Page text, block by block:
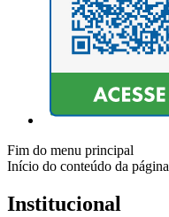
Fim do menu principal
Início do conteúdo da página
Institucional